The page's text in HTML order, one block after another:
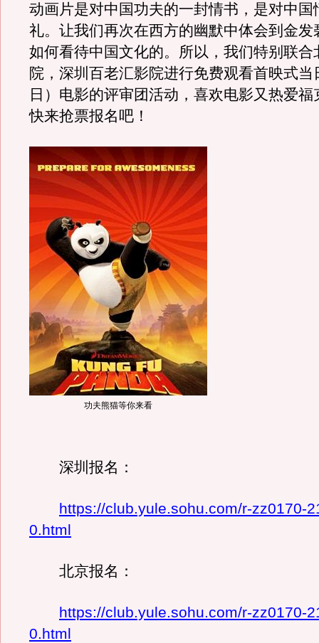
动画片是对中国功夫的一封情书，是对中国
礼。让我们再次在西方的幽默中体会到金发
如何看待中国文化的。所以，我们特别联合
院，深圳百老汇影院进行免费观看首映式当
日）电影的评审团活动，喜欢电影又热爱福
快来抢票报名吧！
功夫熊猫等你来看
深圳报名：
https://club.yule.sohu.com/r-zz0170-
0.html
北京报名：
https://club.yule.sohu.com/r-zz0170-
0.html